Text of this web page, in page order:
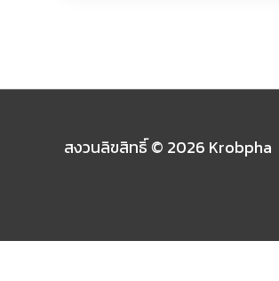
สงวนลิขสิทธิ์ © 2026 Krobpha